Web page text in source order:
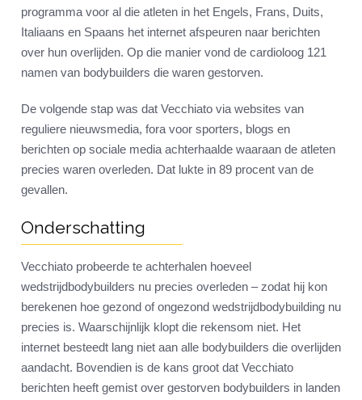
programma voor al die atleten in het Engels, Frans, Duits,
Italiaans en Spaans het internet afspeuren naar berichten
over hun overlijden. Op die manier vond de cardioloog 121
namen van bodybuilders die waren gestorven.
De volgende stap was dat Vecchiato via websites van
reguliere nieuwsmedia, fora voor sporters, blogs en
berichten op sociale media achterhaalde waaraan de atleten
precies waren overleden. Dat lukte in 89 procent van de
gevallen.
Onderschatting
Vecchiato probeerde te achterhalen hoeveel
wedstrijdbodybuilders nu precies overleden – zodat hij kon
berekenen hoe gezond of ongezond wedstrijdbodybuilding nu
precies is. Waarschijnlijk klopt die rekensom niet. Het
internet besteedt lang niet aan alle bodybuilders die overlijden
aandacht. Bovendien is de kans groot dat Vecchiato
berichten heeft gemist over gestorven bodybuilders in landen